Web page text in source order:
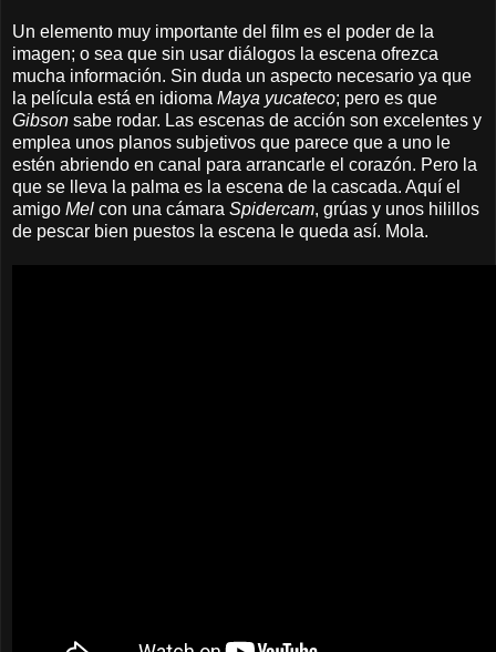
Un elemento muy importante del film es el poder de la
imagen; o sea que sin usar diálogos la escena ofrezca
mucha información. Sin duda un aspecto necesario ya que
la película está en idioma Maya yucateco; pero es que
Gibson sabe rodar. Las escenas de acción son excelentes y
emplea unos planos subjetivos que parece que a uno le
estén abriendo en canal para arrancarle el corazón. Pero la
que se lleva la palma es la escena de la cascada. Aquí el
amigo Mel con una cámara Spidercam, grúas y unos hilillos
de pescar bien puestos la escena le queda así. Mola.